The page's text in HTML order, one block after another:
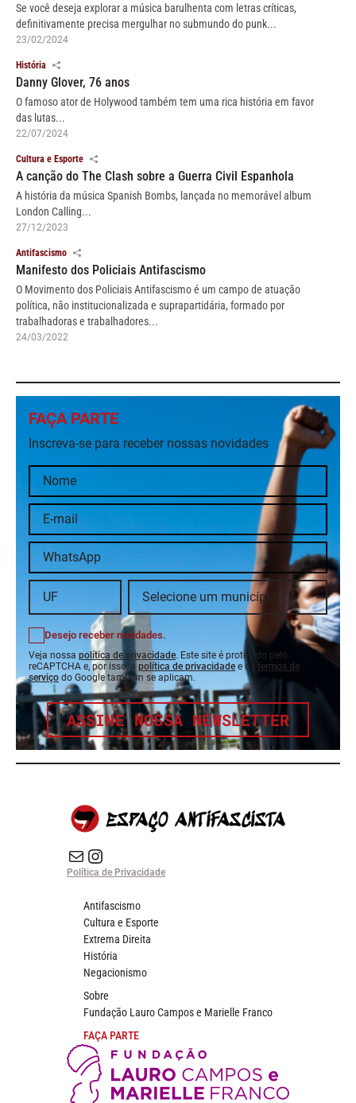
Se você deseja explorar a música barulhenta com letras críticas,
definitivamente precisa mergulhar no submundo do punk...
23/02/2024
História
Danny Glover, 76 anos
O famoso ator de Holywood também tem uma rica história em favor
das lutas...
22/07/2024
Cultura e Esporte
A canção do The Clash sobre a Guerra Civil Espanhola
A história da música Spanish Bombs, lançada no memorável album
London Calling...
27/12/2023
Antifascismo
Manifesto dos Policiais Antifascismo
O Movimento dos Policiais Antifascismo é um campo de atuação
política, não institucionalizada e suprapartidária, formado por
trabalhadoras e trabalhadores...
24/03/2022
FAÇA PARTE
Inscreva-se para receber nossas novidades
Desejo receber novidades.
Veja nossa política de privacidade. Este site é protegido pelo
reCAPTCHA e, por isso, a política de privacidade e os termos de
serviço do Google também se aplicam.
ASSINE NOSSA NEWSLETTER
E-mail Instagram do Espaço Antifascista
Política de Privacidade
Antifascismo
Cultura e Esporte
Extrema Direita
História
Negacionismo
Sobre
Fundação Lauro Campos e Marielle Franco
FAÇA PARTE